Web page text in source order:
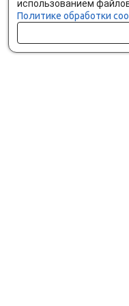
использованием
Политике обработки